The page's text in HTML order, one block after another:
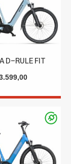
D-RULE FIT